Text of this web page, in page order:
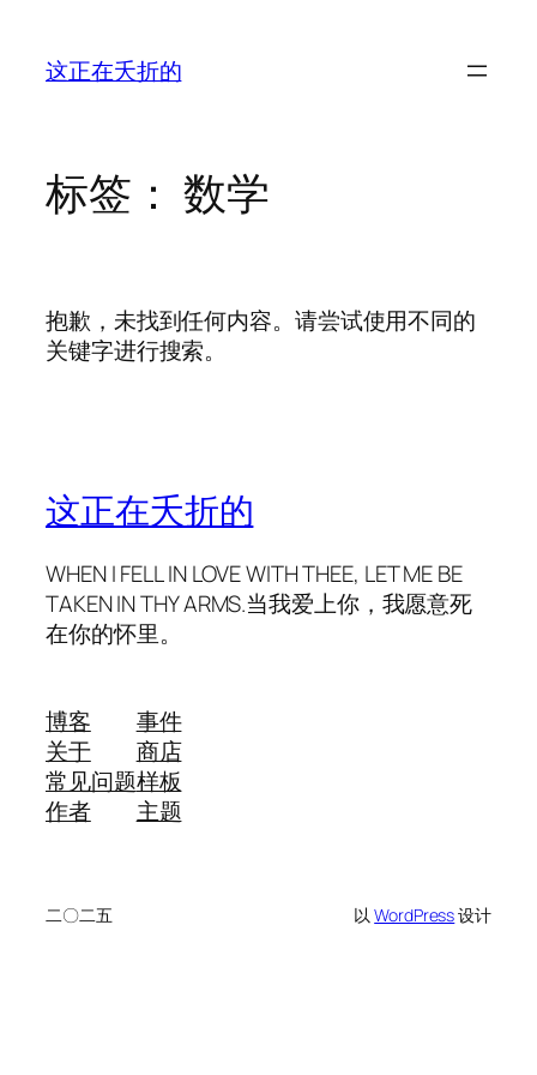
这正在夭折的
标签： 数学
抱歉，未找到任何内容。请尝试使用不同的
关键字进行搜索。
这正在夭折的
WHEN I FELL IN LOVE WITH THEE, LET ME BE
TAKEN IN THY ARMS.当我爱上你，我愿意死
在你的怀里。
博客
关于
常见问题
作者
事件
商店
样板
主题
二〇二五 以WordPress设计